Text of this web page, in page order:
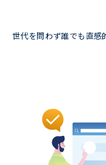
世代を問わず誰でも直感